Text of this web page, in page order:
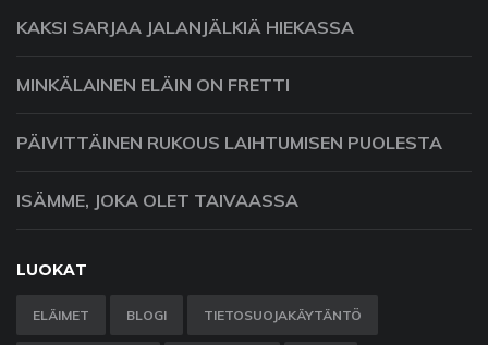
KAKSI SARJAA JALANJÄLKIÄ HIEKASSA
MINKÄLAINEN ELÄIN ON FRETTI
PÄIVITTÄINEN RUKOUS LAIHTUMISEN PUOLESTA
ISÄMME, JOKA OLET TAIVAASSA
LUOKAT
ELÄIMET BLOGI TIETOSUOJAKÄYTÄNTÖ